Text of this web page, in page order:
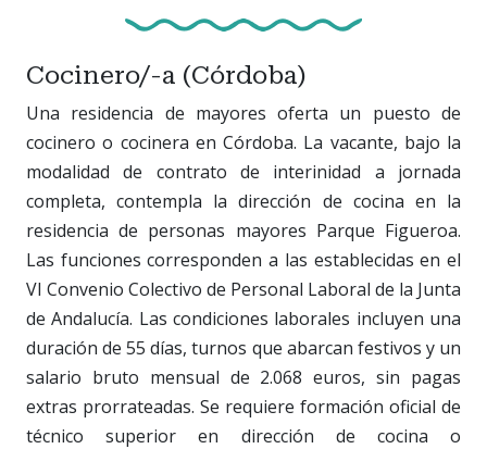
Cocinero/-a (Córdoba)
Una residencia de mayores oferta un puesto de
cocinero o cocinera en Córdoba. La vacante, bajo la
modalidad de contrato de interinidad a jornada
completa, contempla la dirección de cocina en la
residencia de personas mayores Parque Figueroa.
Las funciones corresponden a las establecidas en el
VI Convenio Colectivo de Personal Laboral de la Junta
de Andalucía. Las condiciones laborales incluyen una
duración de 55 días, turnos que abarcan festivos y un
salario bruto mensual de 2.068 euros, sin pagas
extras prorrateadas. Se requiere formación oficial de
técnico superior en dirección de cocina o